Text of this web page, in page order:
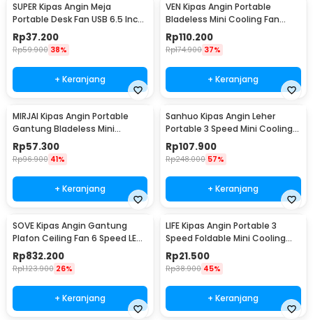
SUPER Kipas Angin Meja
Portable Desk Fan USB 6.5 Inch
4.5W - A8
Rp37.200
Rp59.900 38%
+ Keranjang
VEN Kipas Angin Portable
Bladeless Mini Cooling Fan
Power Bank 3000mAh - 348
Rp110.200
Rp174.900 37%
+ Keranjang
MIRJAI Kipas Angin Portable
Gantung Bladeless Mini
Cooling Fan 1200mAh - 6171
Rp57.300
Rp96.900 41%
+ Keranjang
Sanhuo Kipas Angin Leher
Portable 3 Speed Mini Cooling
Fan 1800mAh - 350
Rp107.900
Rp248.000 57%
+ Keranjang
SOVE Kipas Angin Gantung
Plafon Ceiling Fan 6 Speed LED
52 Inch - FS2008
Rp832.200
Rp1.123.900 26%
+ Keranjang
LIFE Kipas Angin Portable 3
Speed Foldable Mini Cooling
Fan 800mAh - Y8
Rp21.500
Rp38.900 45%
+ Keranjang